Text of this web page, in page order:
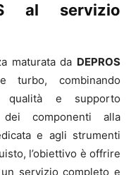
al servizio
maturata da DEPROS
turbo, combinando
qualità e supporto
dei componenti alla
e agli strumenti
l’obiettivo è offrire
servizio completo e